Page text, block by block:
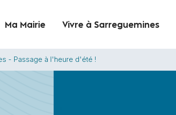
Ma Mairie Vivre à Sarreguemines
- Passage à l'heure d'été !